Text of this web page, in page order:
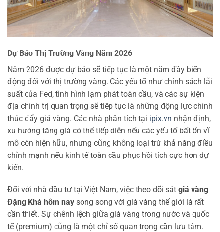
Dự Báo Thị Trường Vàng Năm 2026
Năm 2026 được dự báo sẽ tiếp tục là một năm đầy biến
động đối với thị trường vàng. Các yếu tố như chính sách lãi
suất của Fed, tình hình lạm phát toàn cầu, và các sự kiện
địa chính trị quan trọng sẽ tiếp tục là những động lực chính
thúc đẩy giá vàng. Các nhà phân tích tại ipix.vn nhận định,
xu hướng tăng giá có thể tiếp diễn nếu các yếu tố bất ổn vĩ
mô còn hiện hữu, nhưng cũng không loại trừ khả năng điều
chỉnh mạnh nếu kinh tế toàn cầu phục hồi tích cực hơn dự
kiến.
Đối với nhà đầu tư tại Việt Nam, việc theo dõi sát giá vàng
Đặng Khá hôm nay song song với giá vàng thế giới là rất
cần thiết. Sự chênh lệch giữa giá vàng trong nước và quốc
tế (premium) cũng là một chỉ số quan trọng cần lưu tâm.